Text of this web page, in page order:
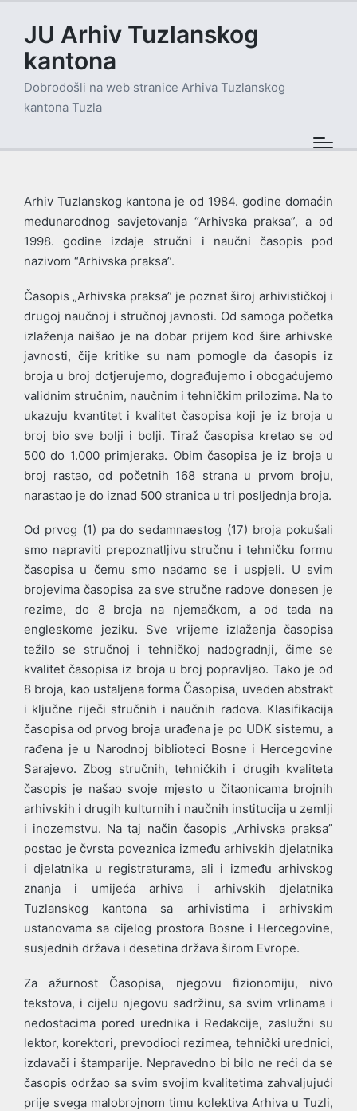
JU Arhiv Tuzlanskog
kantona
Dobrodošli na web stranice Arhiva Tuzlanskog
kantona Tuzla
Arhiv Tuzlanskog kantona je od 1984. godine domaćin
međunarodnog savjetovanja “Arhivska praksa”, a od
1998. godine izdaje stručni i naučni časopis pod
nazivom “Arhivska praksa”.
Časopis „Arhivska praksa” je poznat široj arhivističkoj i
drugoj naučnoj i stručnoj javnosti. Od samoga početka
izlaženja naišao je na dobar prijem kod šire arhivske
javnosti, čije kritike su nam pomogle da časopis iz
broja u broj dotjerujemo, dograđujemo i obogaćujemo
validnim stručnim, naučnim i tehničkim prilozima. Na to
ukazuju kvantitet i kvalitet časopisa koji je iz broja u
broj bio sve bolji i bolji. Tiraž časopisa kretao se od
500 do 1.000 primjeraka. Obim časopisa je iz broja u
broj rastao, od početnih 168 strana u prvom broju,
narastao je do iznad 500 stranica u tri posljednja broja.
Od prvog (1) pa do sedamnaestog (17) broja pokušali
smo napraviti prepoznatljivu stručnu i tehničku formu
časopisa u čemu smo nadamo se i uspjeli. U svim
brojevima časopisa za sve stručne radove donesen je
rezime, do 8 broja na njemačkom, a od tada na
engleskome jeziku. Sve vrijeme izlaženja časopisa
težilo se stručnoj i tehničkoj nadogradnji, čime se
kvalitet časopisa iz broja u broj popravljao. Tako je od
8 broja, kao ustaljena forma Časopisa, uveden abstrakt
i ključne riječi stručnih i naučnih radova. Klasifikacija
časopisa od prvog broja urađena je po UDK sistemu, a
rađena je u Narodnoj biblioteci Bosne i Hercegovine
Sarajevo. Zbog stručnih, tehničkih i drugih kvaliteta
časopis je našao svoje mjesto u čitaonicama brojnih
arhivskih i drugih kulturnih i naučnih institucija u zemlji
i inozemstvu. Na taj način časopis „Arhivska praksa”
postao je čvrsta poveznica između arhivskih djelatnika
i djelatnika u registraturama, ali i između arhivskog
znanja i umijeća arhiva i arhivskih djelatnika
Tuzlanskog kantona sa arhivistima i arhivskim
ustanovama sa cijelog prostora Bosne i Hercegovine,
susjednih država i desetina država širom Evrope.
Za ažurnost Časopisa, njegovu fizionomiju, nivo
tekstova, i cijelu njegovu sadržinu, sa svim vrlinama i
nedostacima pored urednika i Redakcije, zaslužni su
lektor, korektori, prevodioci rezimea, tehnički urednici,
izdavači i štamparije. Nepravedno bi bilo ne reći da se
časopis održao sa svim svojim kvalitetima zahvaljujući
prije svega malobrojnom timu kolektiva Arhiva u Tuzli,